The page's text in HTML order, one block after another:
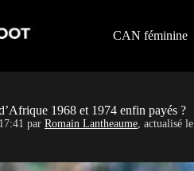
CAN féminine
1968 et 1974 enfin payés ?
par Romain Lantheaume, actualisé le